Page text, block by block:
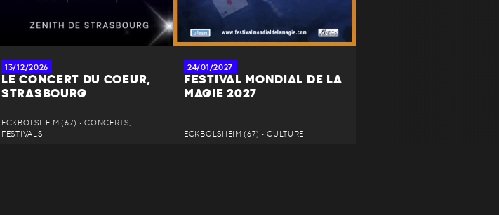
13/12/2026
LE CONCERT DU COEUR,
STRASBOURG
ECKBOLSHEIM (67) • CONCERTS,
FESTIVALS
24/01/2027
FESTIVAL MONDIAL DE LA
MAGIE 2027
ECKBOLSHEIM (67) • CULTURE